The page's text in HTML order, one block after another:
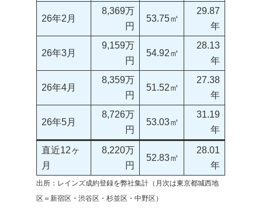
26年2月
8,369万
円
53.75㎡
29.87
年
26年3月
9,159万
円
54.92㎡
28.13
年
26年4月
8,359万
円
51.52㎡
27.38
年
26年5月
8,726万
円
53.03㎡
31.19
年
直近12ヶ
月
8,220万
円
52.83㎡
28.01
年
出所：レインズ成約登録を弊社集計（月次は東京都城西地
区＝新宿区・渋谷区・杉並区・中野区）